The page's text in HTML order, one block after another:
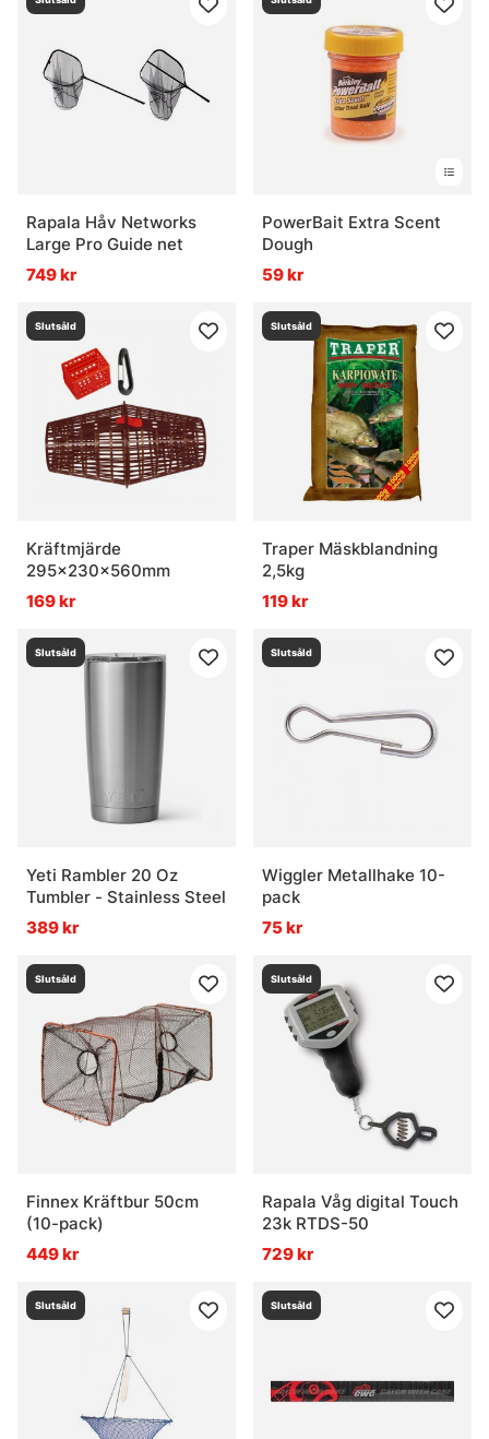
Rapala Håv Networks
Large Pro Guide net
749 kr
PowerBait Extra Scent
Dough
59 kr
Slutsåld
Kräftmjärde
295x230x560mm
169 kr
Slutsåld
Traper Mäskblandning
2,5kg
119 kr
Slutsåld
Yeti Rambler 20 Oz
Tumbler - Stainless Steel
389 kr
Slutsåld
Wiggler Metallhake 10-
pack
75 kr
Slutsåld
Finnex Kräftbur 50cm
(10-pack)
449 kr
Slutsåld
Rapala Våg digital Touch
23k RTDS-50
729 kr
Slutsåld Slutsåld